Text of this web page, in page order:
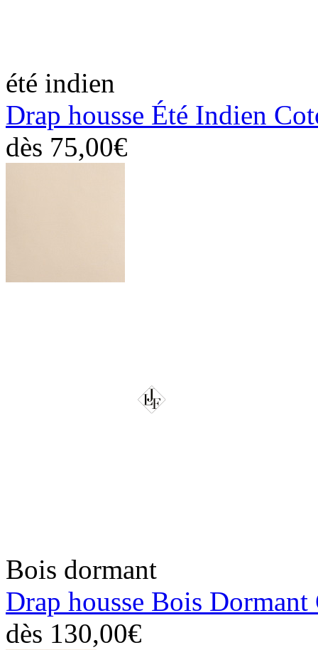
été indien
Drap housse Été Indien
dès 75,00€
Bois dormant
Drap housse Bois Dormant
dès 130,00€